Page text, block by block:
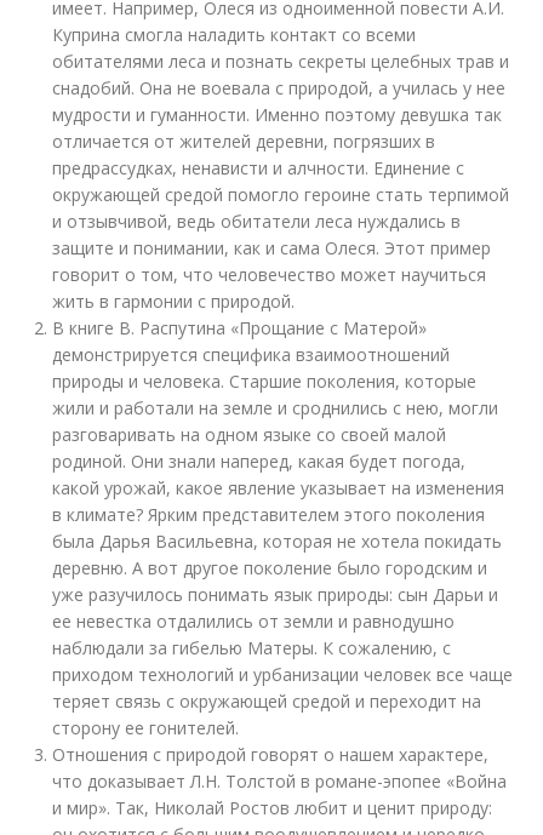
имеет. Например, Олеся из одноименной повести А.И.
Куприна смогла наладить контакт со всеми
обитателями леса и познать секреты целебных трав и
снадобий. Она не воевала с природой, а училась у нее
мудрости и гуманности. Именно поэтому девушка так
отличается от жителей деревни, погрязших в
предрассудках, ненависти и алчности. Единение с
окружающей средой помогло героине стать терпимой
и отзывчивой, ведь обитатели леса нуждались в
защите и понимании, как и сама Олеся. Этот пример
говорит о том, что человечество может научиться
жить в гармонии с природой.
В книге В. Распутина «Прощание с Матерой»
демонстрируется специфика взаимоотношений
природы и человека. Старшие поколения, которые
жили и работали на земле и сроднились с нею, могли
разговаривать на одном языке со своей малой
родиной. Они знали наперед, какая будет погода,
какой урожай, какое явление указывает на изменения
в климате? Ярким представителем этого поколения
была Дарья Васильевна, которая не хотела покидать
деревню. А вот другое поколение было городским и
уже разучилось понимать язык природы: сын Дарьи и
ее невестка отдалились от земли и равнодушно
наблюдали за гибелью Матеры. К сожалению, с
приходом технологий и урбанизации человек все чаще
теряет связь с окружающей средой и переходит на
сторону ее гонителей.
Отношения с природой говорят о нашем характере,
что доказывает Л.Н. Толстой в романе-эпопее «Война
и мир». Так, Николай Ростов любит и ценит природу: